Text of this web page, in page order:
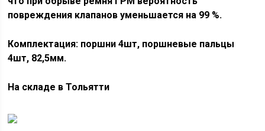
повреждения клапанов уменьшается на 99 %.
Комплектация: поршни 4шт, поршневые пальцы
4шт, 82,5мм.
На складе в Тольятти